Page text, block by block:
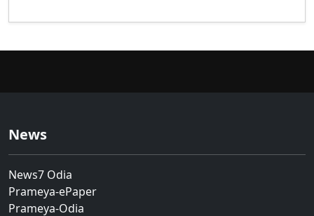
News
News7 Odia
Prameya-ePaper
Prameya-Odia